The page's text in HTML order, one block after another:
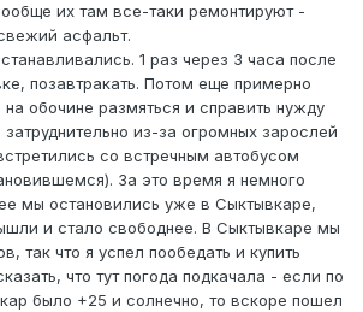
их там все-таки ремонтируют -
асфальт.
1 раз через 3 часа после
позавтракать. Потом еще примерно
обочине размяться и справить нужду
из-за огромных зарослей
со встречным автобусом
За это время я немного
мы остановились уже в Сыктывкаре,
и стало свободнее. В Сыктывкаре мы
так что я успел пообедать и купить
что тут погода подкачала - если по
было +25 и солнечно, то вскоре пошел